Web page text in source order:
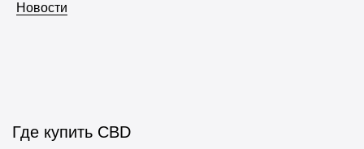
Новости